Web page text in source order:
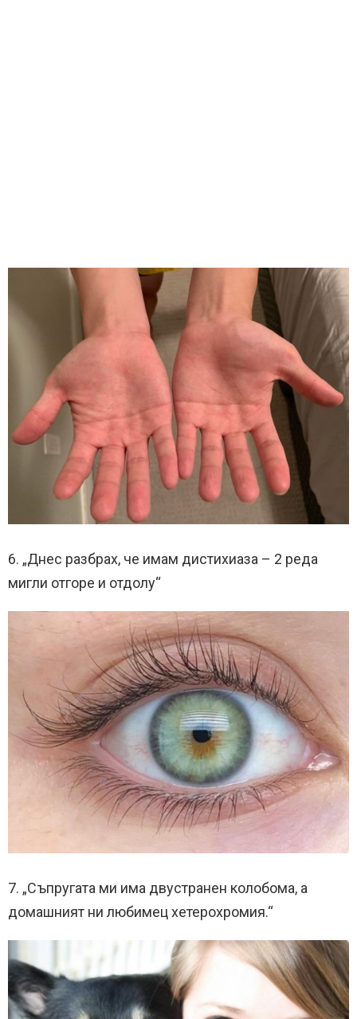
6. „Днес разбрах, че имам дистихиаза – 2 реда
мигли отгоре и отдолу“
7. „Съпругата ми има двустранен колобома, а
домашният ни любимец хетерохромия.“